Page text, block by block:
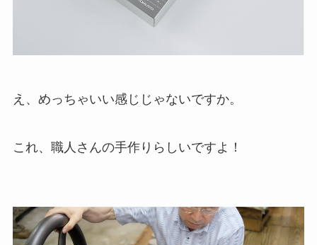
え、めっちゃいい感じじゃないですか。
これ、職人さんの手作りらしいですよ！